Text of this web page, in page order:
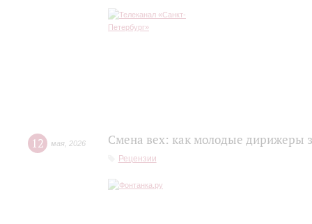
12 мая 2026 Смена вех: как молодые дирижеры
Рецензии